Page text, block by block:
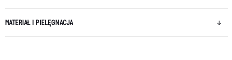
MATERIAŁ I PIELĘGNACJA